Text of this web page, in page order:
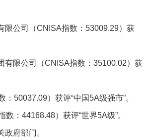
限公司（CNISA指数：53009.29）获
有限公司（CNISA指数：35100.02）获
50037.09）获评“中国5A级强市”。
：44168.48）获评“世界5A级”。
政府部门。